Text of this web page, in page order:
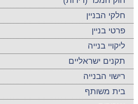
חלקי הבניין
פרטי בניין
ליקויי בנייה
תקנים ישראליים
רישוי הבנייה
בית משותף